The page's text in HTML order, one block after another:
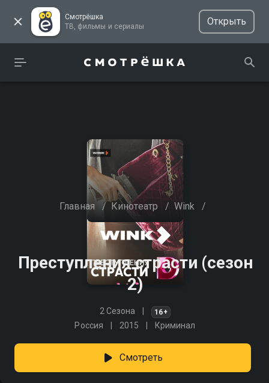
Смотрёшка
ТВ, фильмы и сериалы
Открыть
Главная / Кинотеатр / Wink /
Преступления страсти (сезон
2)
2 Сезона 16+
Россия 2015 Криминал
Смотреть